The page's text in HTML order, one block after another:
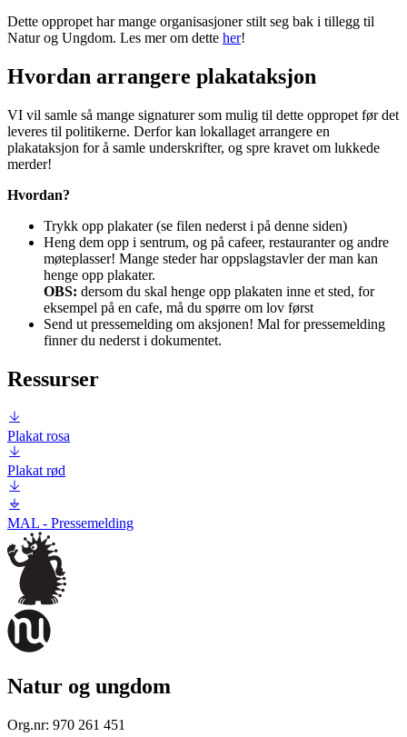
Dette oppropet har mange organisasjoner stilt seg bak i tillegg til
Natur og Ungdom. Les mer om dette her!
Hvordan arrangere plakataksjon
VI vil samle så mange signaturer som mulig til dette oppropet før det
leveres til politikerne. Derfor kan lokallaget arrangere en
plakataksjon for å samle underskrifter, og spre kravet om lukkede
merder!
Hvordan?
Trykk opp plakater (se filen nederst i på denne siden)
Heng dem opp i sentrum, og på cafeer, restauranter og andre
møteplasser! Mange steder har oppslagstavler der man kan
henge opp plakater.
OBS: dersom du skal henge opp plakaten inne et sted, for
eksempel på en cafe, må du spørre om lov først
Send ut pressemelding om aksjonen! Mal for pressemelding
finner du nederst i dokumentet.
Ressurser
Plakat rosa
Plakat rød
MAL - Pressemelding
Natur og ungdom
Org.nr: 970 261 451